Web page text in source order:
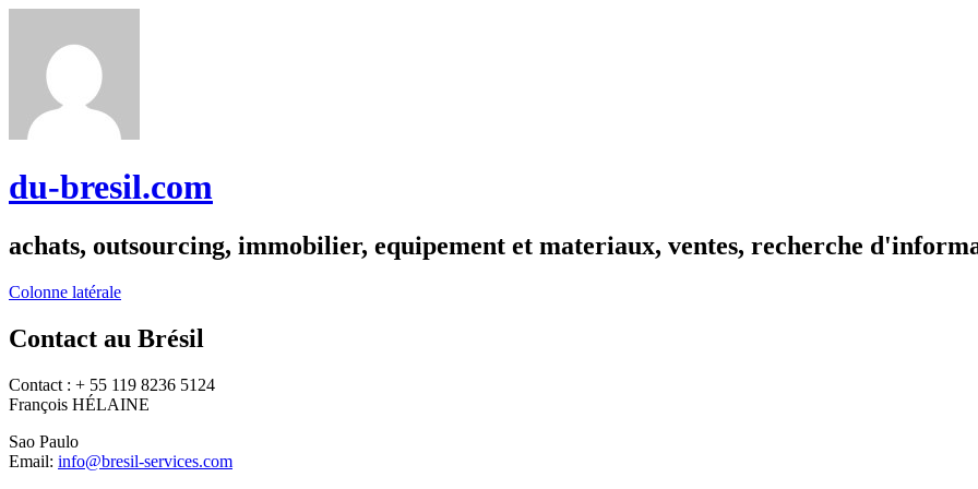
du-bresil.com
achats, outsourcing, immobilier, equipement et materiaux, ventes, recherche
Colonne latérale
Contact au Brésil
Contact : + 55 119 8236 5124
François HÉLAINE
Sao Paulo
Email: info@bresil-services.com